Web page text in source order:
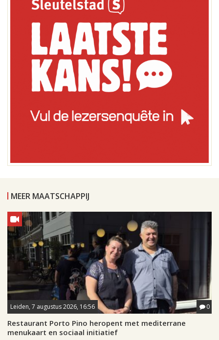
MEER MAATSCHAPPIJ
Leiden, 7 augustus 2026, 16:56 0
Restaurant Porto Pino heropent met mediterrane
menukaart en sociaal initiatief